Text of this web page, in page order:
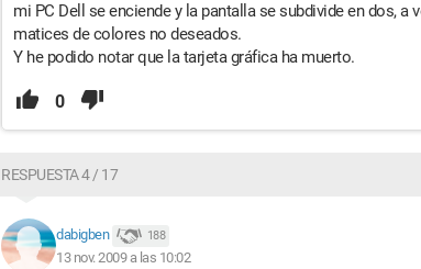
mi PC Dell se enciende y la pantalla se subdivide en dos, a
matices de colores no deseados.
Y he podido notar que la tarjeta gráfica ha muerto.
0
RESPUESTA 4 / 17
dabigben 188
13 nov. 2009 a las 10:02